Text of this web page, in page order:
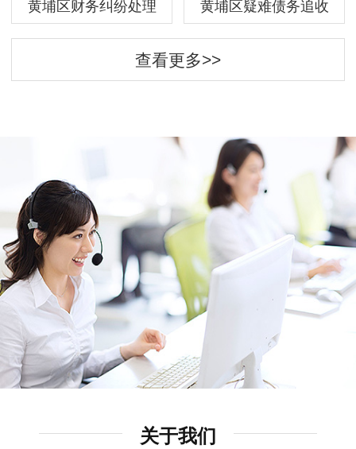
黄埔区财务纠纷处理 黄埔区疑难债务追收
查看更多>>
关于我们